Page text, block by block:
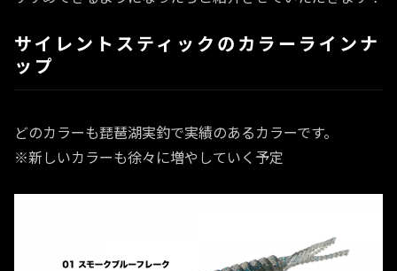
サイレントスティックのカラーラインナ
ップ
どのカラーも琵琶湖実釣で実績のあるカラーです。
※新しいカラーも徐々に増やしていく予定